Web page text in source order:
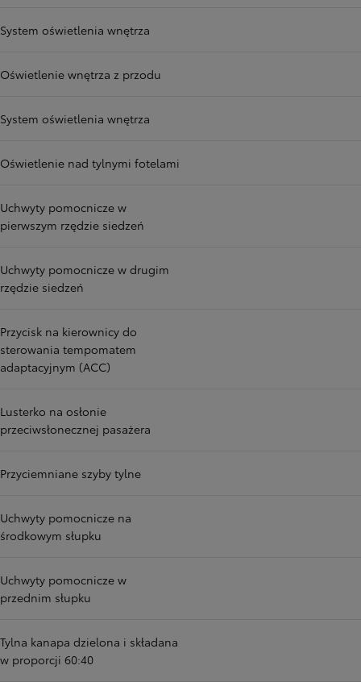
System oświetlenia wnętrza
Oświetlenie wnętrza z przodu
System oświetlenia wnętrza
Oświetlenie nad tylnymi fotelami
Uchwyty pomocnicze w
pierwszym rzędzie siedzeń
Uchwyty pomocnicze w drugim
rzędzie siedzeń
Przycisk na kierownicy do
sterowania tempomatem
adaptacyjnym (ACC)
Lusterko na osłonie
przeciwsłonecznej pasażera
Przyciemniane szyby tylne
Uchwyty pomocnicze na
środkowym słupku
Uchwyty pomocnicze w
przednim słupku
Tylna kanapa dzielona i składana
w proporcji 60:40